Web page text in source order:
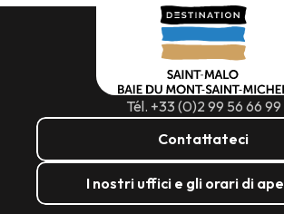
Tél. +33 (0)2 99 56 66 99
Contattateci
I nostri uffici e gli orari di